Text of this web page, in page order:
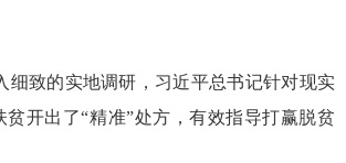
致的实地调研，习近平总书记针对现实
贫开出了“精准”处方，有效指导打赢脱贫